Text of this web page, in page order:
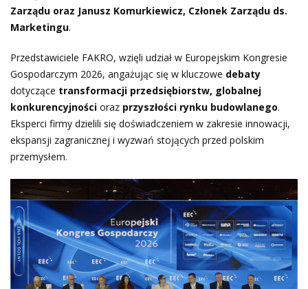
Zarządu oraz Janusz Komurkiewicz, Członek Zarządu ds.
Marketingu.
Przedstawiciele FAKRO, wzięli udział w Europejskim Kongresie
Gospodarczym 2026, angażując się w kluczowe debaty
dotyczące transformacji przedsiębiorstw, globalnej
konkurencyjności oraz przyszłości rynku budowlanego.
Eksperci firmy dzielili się doświadczeniem w zakresie innowacji,
ekspansji zagranicznej i wyzwań stojących przed polskim
przemysłem.